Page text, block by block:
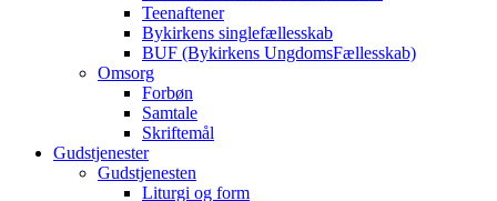
Teenaftener
Bykirkens singlefællesskab
BUF (Bykirkens UngdomsFællesskab)
Omsorg
Forbøn
Samtale
Skriftemål
Gudstjenester
Gudstjenesten
Liturgi og form